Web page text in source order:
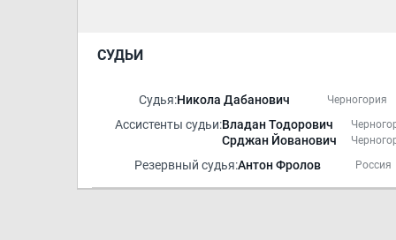
СУДЬИ
Судья:Никола Дабанович Черногория
Ассистенты судьи:Владан Тодорович
Срджан Йованович
Резервный судья:Антон Фролов Россия